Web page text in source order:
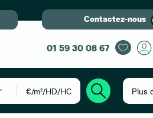
Contactez-nous
01 59 30 08 67
€/m²/HD/HC Plus